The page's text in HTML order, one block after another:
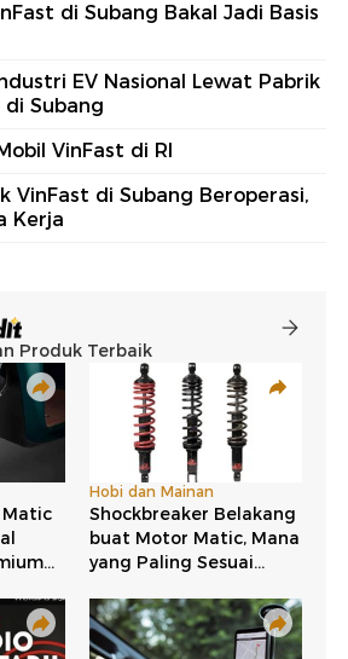
di Subang Bakal Jadi Basis
EV Nasional Lewat Pabrik
Subang
VinFast di RI
VinFast di Subang Beroperasi,
Kerja